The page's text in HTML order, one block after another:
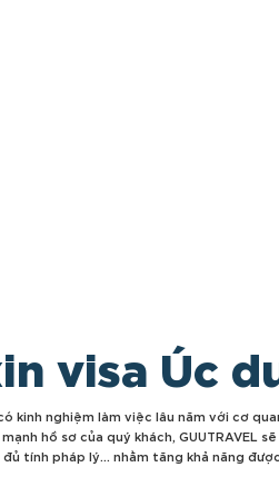
visa Úc
kinh nghiệm làm việc lâu năm với cơ
hồ sơ của quý khách, GUUTRAVEL
tính pháp lý… nhằm tăng khả năng